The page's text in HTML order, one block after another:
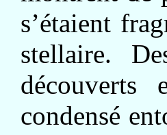
s’étaient
stellaire.
condensé